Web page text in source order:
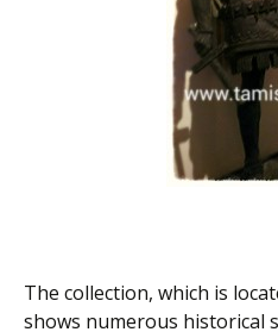
The collection, which is
shows numerous historical